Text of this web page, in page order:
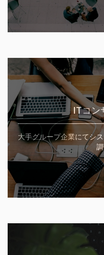
ITコン
大手グループ企業にてシ